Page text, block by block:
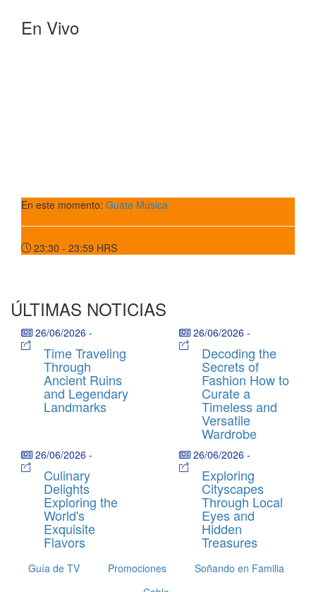
En Vivo
En este momento: Guate Música
23:30 - 23:59 HRS
ÚLTIMAS NOTICIAS
26/06/2026 -
Time Traveling
Through
Ancient Ruins
and Legendary
Landmarks
26/06/2026 -
Decoding the
Secrets of
Fashion How to
Curate a
Timeless and
Versatile
Wardrobe
26/06/2026 -
Culinary
Delights
Exploring the
World's
Exquisite
Flavors
26/06/2026 -
Exploring
Cityscapes
Through Local
Eyes and
Hidden
Treasures
Guía de TV Promociones
Soñando en Familia